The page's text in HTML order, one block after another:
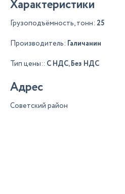
Характеристики
Грузоподъёмность, тонн: 25
Производитель: Галичанин
Тип цены:: С НДС, Без НДС
Адрес
Советский район